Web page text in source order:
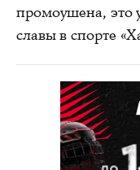
промоушена, это
славы в спорте